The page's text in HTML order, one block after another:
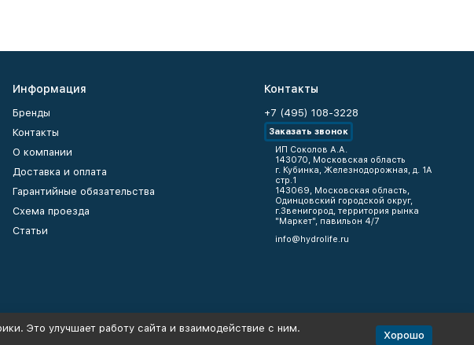
Информация
Бренды
Контакты
О компании
Доставка и оплата
Гарантийные обязательства
Схема проезда
Статьи
Контакты
+7 (495) 108-3228
Заказать звонок
ИП Соколов А.А.
143070, Московская область
г. Кубинка, Железнодорожная, д. 1А
стр.1
143069, Московская область,
Одинцовский городской округ,
г.Звенигород, территория рынка
"Маркет", павильон 4/7
info@hydrolife.ru
Это улучшает работу сайта и взаимодействие с ним.
Хорошо